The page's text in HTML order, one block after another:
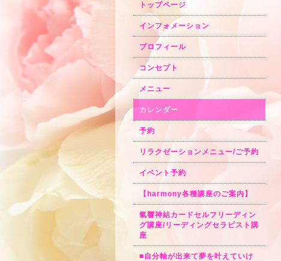
トップページ
インフォメーション
プロフィール
コンセプト
メニュー
カレンダー
予約
リラクゼーションメニュー/ご予約
イベント予約
【harmony各種講座のご案内】
氣響神結カードセルフリーディン
グ講座/リーディングセラピスト講
座
■自分軸が出来て夢を叶えていけ